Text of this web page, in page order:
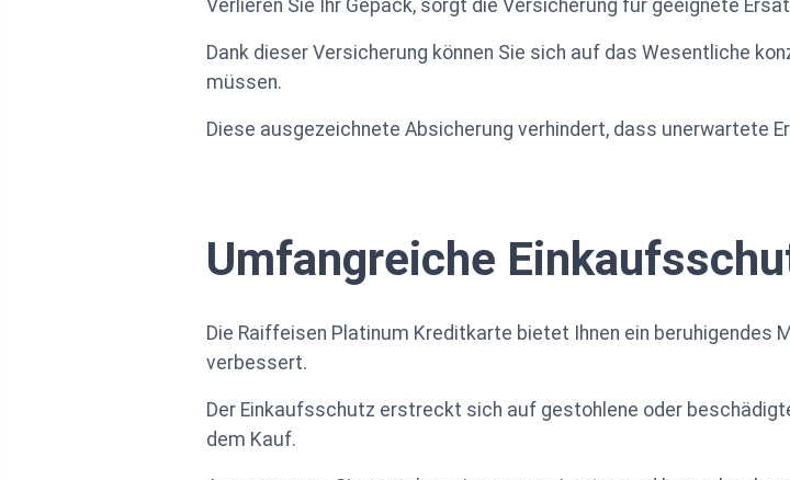
Verlieren Sie Ihr Gepäck, sorgt die Versicherung für geeignete
Dank dieser Versicherung können Sie sich auf das Wesentliche
müssen.
Diese ausgezeichnete Absicherung verhindert, dass unerwartete
Umfangreiche
Die Raiffeisen Platinum Kreditkarte bietet Ihnen ein beruhigendes
verbessert.
Der Einkaufsschutz erstreckt sich auf gestohlene oder
dem Kauf.